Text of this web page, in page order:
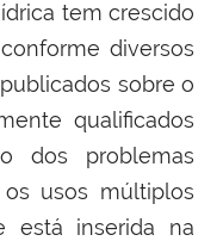
tem crescido
diversos
sobre o
qualificados
dos problemas
usos múltiplos
está inserida na